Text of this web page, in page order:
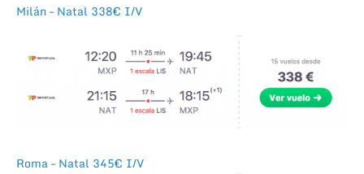
Milán – Natal 338€ I/V
Roma – Natal 345€ I/V